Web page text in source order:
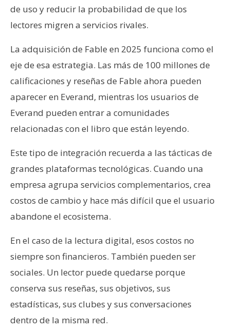
de uso y reducir la probabilidad de que los
lectores migren a servicios rivales.
La adquisición de Fable en 2025 funciona como el
eje de esa estrategia. Las más de 100 millones de
calificaciones y reseñas de Fable ahora pueden
aparecer en Everand, mientras los usuarios de
Everand pueden entrar a comunidades
relacionadas con el libro que están leyendo.
Este tipo de integración recuerda a las tácticas de
grandes plataformas tecnológicas. Cuando una
empresa agrupa servicios complementarios, crea
costos de cambio y hace más difícil que el usuario
abandone el ecosistema.
En el caso de la lectura digital, esos costos no
siempre son financieros. También pueden ser
sociales. Un lector puede quedarse porque
conserva sus reseñas, sus objetivos, sus
estadísticas, sus clubes y sus conversaciones
dentro de la misma red.